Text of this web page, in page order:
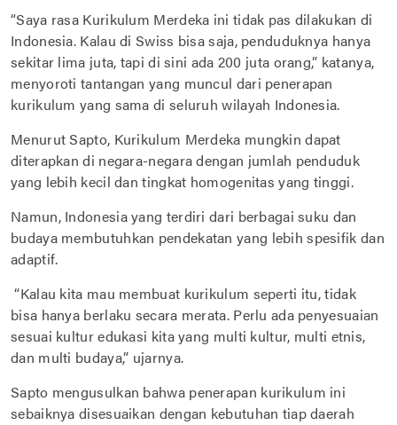
“Saya rasa Kurikulum Merdeka ini tidak pas dilakukan di
Indonesia. Kalau di Swiss bisa saja, penduduknya hanya
sekitar lima juta, tapi di sini ada 200 juta orang,” katanya,
menyoroti tantangan yang muncul dari penerapan
kurikulum yang sama di seluruh wilayah Indonesia.
Menurut Sapto, Kurikulum Merdeka mungkin dapat
diterapkan di negara-negara dengan jumlah penduduk
yang lebih kecil dan tingkat homogenitas yang tinggi.
Namun, Indonesia yang terdiri dari berbagai suku dan
budaya membutuhkan pendekatan yang lebih spesifik dan
adaptif.
“Kalau kita mau membuat kurikulum seperti itu, tidak
bisa hanya berlaku secara merata. Perlu ada penyesuaian
sesuai kultur edukasi kita yang multi kultur, multi etnis,
dan multi budaya,” ujarnya.
Sapto mengusulkan bahwa penerapan kurikulum ini
sebaiknya disesuaikan dengan kebutuhan tiap daerah